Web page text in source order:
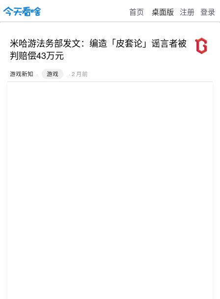
首页 桌面版 注册 登录
米哈游法务部发文：编造「皮套论」谣言者被
判赔偿43万元
游戏新知 · 游戏 · 2 月前